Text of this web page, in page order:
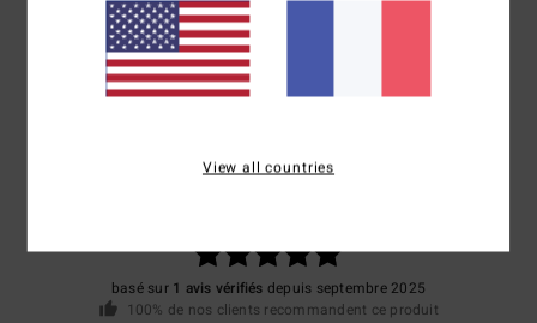
Avis clients
5.0
basé sur 1 avis vérifiés depuis septembre 2025
100% de nos clients recommandent ce produit
View all countries